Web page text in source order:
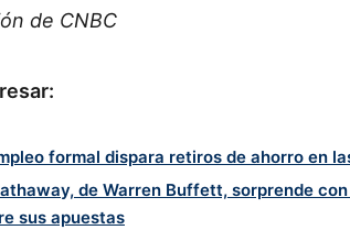
de CNBC
formal dispara retiros de ahorro en
de Warren Buffett, sorprende
sus apuestas